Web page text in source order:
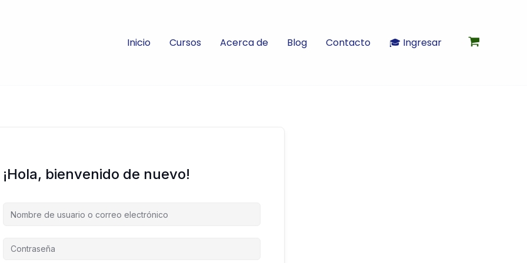
Inicio Cursos Acerca de Blog Contacto 🎓 Ingresar
¡Hola, bienvenido de nuevo!